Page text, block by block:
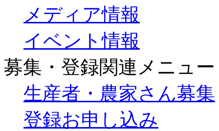
メディア情報
イベント情報
募集・登録関連メニュー
生産者・農家さん募集
登録お申し込み